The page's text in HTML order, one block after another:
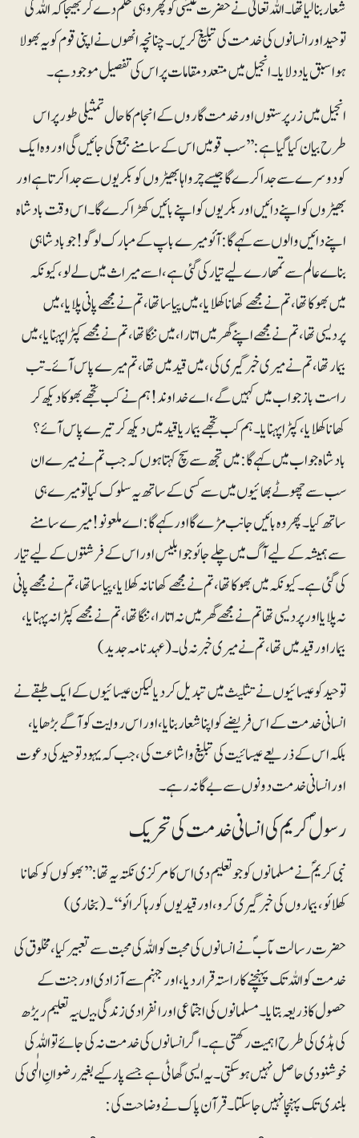
شعار بنا لیا تھا۔ اللہ تعالیٰ نے حضرت عیسٰی ؑ کوپھر وہی حکم دے کر بھیجا کہ اللہ کی
توحید اور انسانوں کی خدمت کی تبلیغ کریں۔ چنانچہ انھوں نے اپنی قوم کو یہ بھولا
ہوا سبق یاد دلایا۔ انجیل میں متعدد مقامات پر اس کی تفصیل موجود ہے۔
انجیل میں زرپرستوں اور خدمت گاروں کے انجام کا حال تمثیلی طور پر اس
طرح بیان کیا گیا ہے : ’’سب قومیں اس کے سامنے جمع کی جائیں گی اور وہ ایک
کو دوسرے سے جدا کرے گا جیسے چرواہا بھیڑوں کو بکریوں سے جدا کرتا ہے اور
بھیڑوں کو اپنے دائیں اور بکریوں کو اپنے بائیں کھڑا کرے گا۔ اس وقت بادشاہ
اپنے دائیں والوں سے کہے گا: آئو میرے باپ کے مبارک لوگو! جو بادشاہی
بناے عالم سے تمھارے لیے تیار کی گئی ہے، اسے میراث میں لے لو، کیونکہ
میں بھوکا تھا، تم نے مجھے کھانا کھلایا، میں پیاسا تھا، تم نے مجھے پانی پلایا، میں
پردیسی تھا، تم نے مجھے اپنے گھر میں اتارا، میں ننگا تھا، تم نے مجھے کپڑا پہنایا، میں
بیمار تھا، تم نے میری خبرگیری کی، میں قید میں تھا، تم میرے پاس آئے۔ تب
راست باز جواب میں کہیں گے، اے خداوند! ہم نے کب تجھے بھوکا دیکھ کر
کھانا کھلایا ، کپڑا پہنایا۔ ہم کب تجھے بیمار یا قید میں دیکھ کر تیرے پاس آئے؟
بادشاہ جواب میں کہے گا: میں تجھ سے سچ کہتاہوں کہ جب تم نے میرے ان
سب سے چھوٹے بھائیوں میں سے کسی کے ساتھ یہ سلوک کیا تو میرے ہی
ساتھ کیا۔ پھر وہ بائیں جانب مڑے گا اور کہے گا: اے ملعونو! میرے سامنے
سے ہمیشہ کے لیے آگ میں چلے جائوجو ابلیس اور اس کے فرشتوں کے لیے تیار
کی گئی ہے ۔ کیونکہ میں بھوکا تھا، تم نے مجھے کھانا نہ کھلایا، پیاسا تھا، تم نے مجھے پانی
نہ پلایا اور پردیسی تھا تم نے مجھے گھر میں نہ اتارا ، ننگا تھا، تم نے مجھے کپڑا نہ پہنایا ،
بیمار اور قید میں تھا، تم نے میری خبر نہ لی۔(عہدنامہ جدید)
توحید کو عیسائیوں نے تثلیث میں تبدیل کردیا لیکن عیسائیوں کے ایک طبقے نے
انسانی خدمت کے اس فریضے کو اپنا شعار بنایا، اور اس روایت کو آگے بڑھایا،
بلکہ اس کے ذریعے عیسائیت کی تبلیغ و اشاعت کی، جب کہ یہودتوحید کی دعوت
اور انسانی خدمت دونوں سے بے گانہ رہے۔
رسولؐ کریم کی انسانی خدمت کی تحریک
نبی کریمؐ نے مسلمانوں کوجو تعلیم دی اس کا مرکزی نکتہ یہ تھا: ’’بھوکوں کو کھانا
کھلائو، بیماروں کی خبرگیری کرو، اور قیدیوں کو رہا کرائو‘‘۔(بخاری)
حضرت رسالت مآبؐ نے انسانوں کی محبت کو اللہ کی محبت سے تعبیر کیا، مخلوق کی
خدمت کو اللہ تک پہنچنے کا راستہ قرار دیا، اور جہنم سے آزادی اور جنت کے
حصول کا ذریعہ بتایا۔ مسلمانوں کی اجتماعی اور انفرادی زندگی میںیہ تعلیم ریڑھ
کی ہڈی کی طرح اہمیت رکھتی ہے ۔ اگر انسانوں کی خدمت نہ کی جائے تو اللہ کی
خوشنودی حاصل نہیں ہوسکتی۔ یہ ایسی گھاٹی ہے جسے پار کیے بغیر رضوانِ الٰہی کی
بلندی تک پہنچا نہیں جاسکتا۔ قرآن پاک نے وضاحت کی: